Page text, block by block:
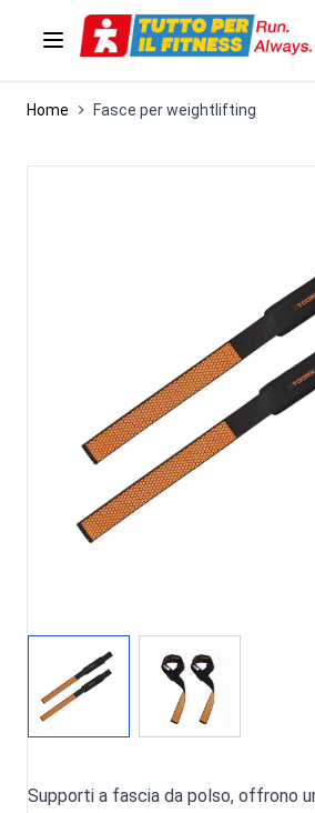
Salta al contenuto
Home Fasce per weightlifting
Supporti a fascia da polso, offrono